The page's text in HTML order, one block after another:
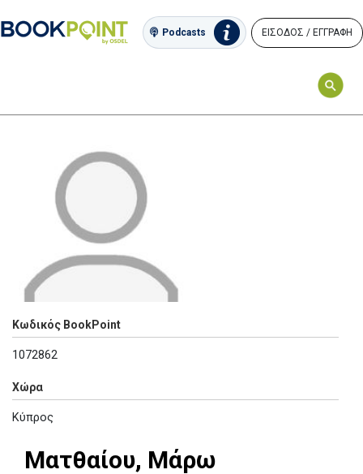
Podcasts ΕΙΣΟΔΟΣ / ΕΓΓΡΑΦΗ
Κωδικός BookPoint
1072862
Χώρα
Κύπρος
Ματθαίου, Μάρω